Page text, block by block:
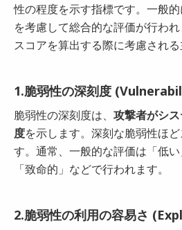
性の程度を示す指標です。一般
を考慮して総合的な評価が行わ
スコアを算出する際に考慮される
1.脆弱性の深刻度
脆弱性の深刻度は、 攻撃者がシ
度を示します。深刻な脆弱性ほ
す。通常、一般的な評価は「低い
「致命的」などで行われます。
2.脆弱性の利用の容易さ